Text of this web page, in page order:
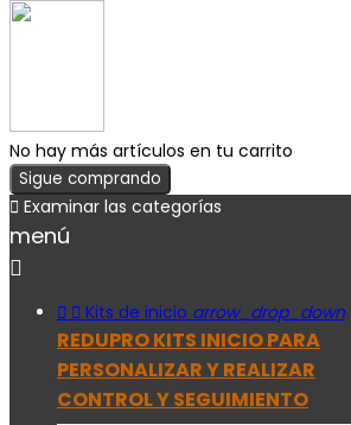
No hay más artículos en tu carrito
Sigue comprando
 Examinar las categorías
menú

  Kits de inicio arrow_drop_down
REDUPRO KITS INICIO PARA
PERSONALIZAR Y REALIZAR
CONTROL Y SEGUIMIENTO